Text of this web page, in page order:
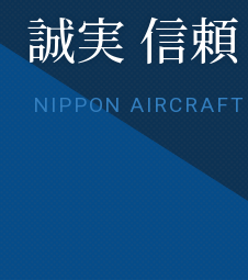
顧客満足度
航空宇宙
専門商社
NIPPON
日本エヤークラフトサ
NIPPON AIRCRAFT
誠実 信頼
NIPPON AIRCRAFT
顧客満足度
航空宇宙
専門商社
NIPPON
日本エヤークラフトサ
NIPPON AIRCRAFT